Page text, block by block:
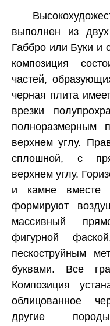
выполнен из
Габбро или Буки и
композиция
частей,
черная плита
врезки
полноразмерным
верхнем углу.
сплошной, с
верхнем углу.
и камне вместе
формируют
массивный
фигурной
пескоструйным
буквами. Все
Композиция
облицованное
другие